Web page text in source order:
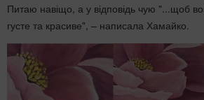
Питаю навіщо, а у відповідь чую "...щоб
густе та красиве", – написала Хамайко.